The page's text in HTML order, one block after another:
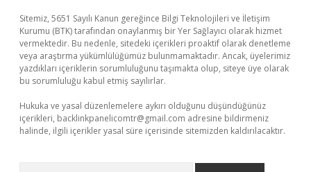
Sitemiz, 5651 Sayılı Kanun gereğince Bilgi Teknolojileri ve İletişim
Kurumu (BTK) tarafından onaylanmış bir Yer Sağlayıcı olarak hizmet
vermektedir. Bu nedenle, sitedeki içerikleri proaktif olarak denetleme
veya araştırma yükümlülüğümüz bulunmamaktadır. Ancak, üyelerimiz
yazdıkları içeriklerin sorumluluğunu taşımakta olup, siteye üye olarak
bu sorumluluğu kabul etmiş sayılırlar.
Hukuka ve yasal düzenlemelere aykırı olduğunu düşündüğünüz
içerikleri, backlinkpanelicomtr@gmail.com adresine bildirmeniz
halinde, ilgili içerikler yasal süre içerisinde sitemizden kaldırılacaktır.